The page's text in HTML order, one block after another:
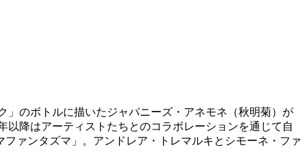
のボトルに描いたジャパニーズ・アネモネ（秋明菊）が
降はアーティストたちとのコラボレーションを通じて自
ァンタズマ」。アンドレア・トレマルキとシモーネ・ファ